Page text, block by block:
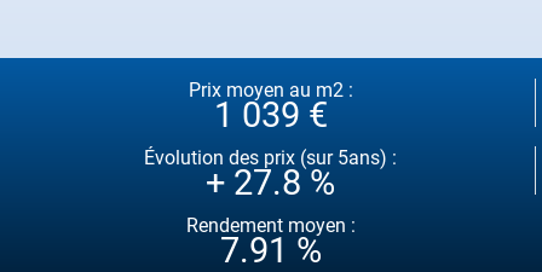
Prix moyen au m2 :
1 039 €
Évolution des prix (sur 5ans) :
+ 27.8 %
Rendement moyen :
7.91 %